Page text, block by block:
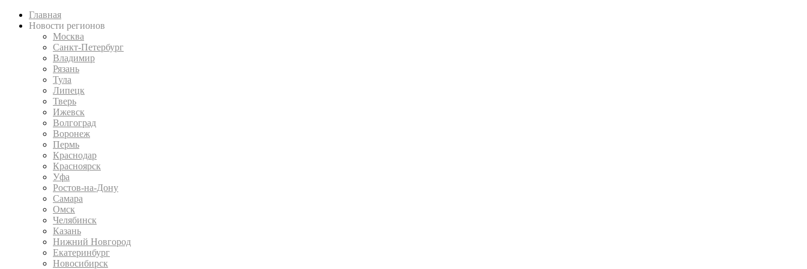
Главная
Новости регионов
Москва
Санкт-Петербург
Владимир
Рязань
Тула
Липецк
Тверь
Ижевск
Волгоград
Воронеж
Пермь
Краснодар
Красноярск
Уфа
Ростов-на-Дону
Самара
Омск
Челябинск
Казань
Нижний Новгород
Екатеринбург
Новосибирск